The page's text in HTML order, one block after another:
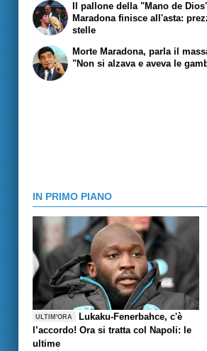
Il pallone della "Mano de
Maradona finisce all'asta:
stelle
Morte Maradona, parla il
"Non si alzava e aveva le
IN PRIMO PIANO
ULTIM'ORA
Lukaku-Fenerbahce, c'è
l’accordo! Ora si tratta col Napoli: le
ultime